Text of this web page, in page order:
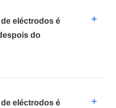
eléctrodos é
do
+
eléctrodos é
+